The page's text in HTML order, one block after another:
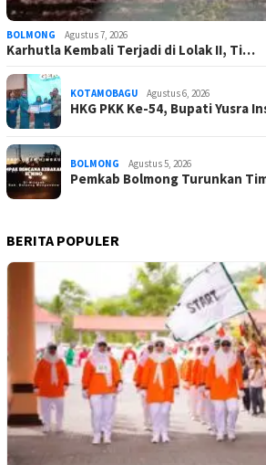
BOLMONG Agustus 7, 2026
Karhutla Kembali Terjadi di Lolak II, Ti…
KOTAMOBAGU Agustus 6, 2026
HKG PKK Ke-54, Bupati Yusra
BOLMONG Agustus 5, 2026
Pemkab Bolmong Turunkan
BERITA POPULER